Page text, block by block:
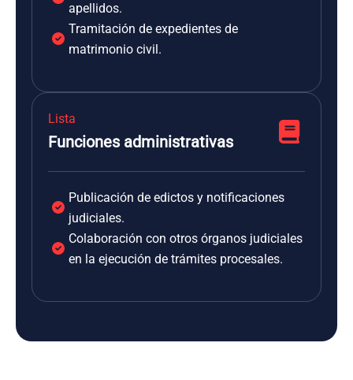
apellidos.
Tramitación de expedientes de
matrimonio civil.
Lista
Funciones administrativas
Publicación de edictos y notificaciones
judiciales.
Colaboración con otros órganos judiciales
en la ejecución de trámites procesales.